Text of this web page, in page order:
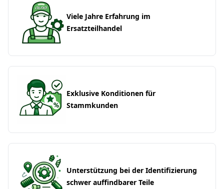
Viele Jahre Erfahrung im
Ersatzteilhandel
Exklusive Konditionen für
Stammkunden
Unterstützung bei der Identifizierung
schwer auffindbarer Teile